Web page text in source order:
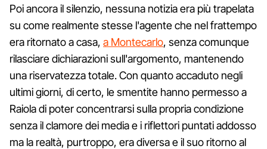
Poi ancora il silenzio, nessuna notizia era più trapelata
su come realmente stesse l'agente che nel frattempo
era ritornato a casa, a Montecarlo, senza comunque
rilasciare dichiarazioni sull'argomento, mantenendo
una riservatezza totale. Con quanto accaduto negli
ultimi giorni, di certo, le smentite hanno permesso a
Raiola di poter concentrarsi sulla propria condizione
senza il clamore dei media e i riflettori puntati addosso
ma la realtà, purtroppo, era diversa e il suo ritorno al